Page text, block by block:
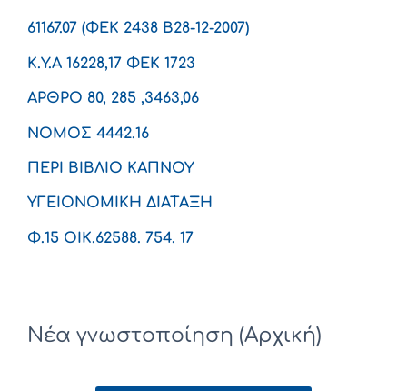
61167.07 (ΦΕΚ 2438 Β28-12-2007)
K.Y.A 16228,17 ΦΕΚ 1723
ΑΡΘΡΟ 80, 285 ,3463,06
ΝΟΜΟΣ 4442.16
ΠΕΡΙ ΒΙΒΛΙΟ ΚΑΠΝΟΥ
ΥΓΕΙΟΝΟΜΙΚΗ ΔΙΑΤΑΞΗ
Φ.15 ΟΙΚ.62588. 754. 17
Νέα γνωστοποίηση (Αρχική)